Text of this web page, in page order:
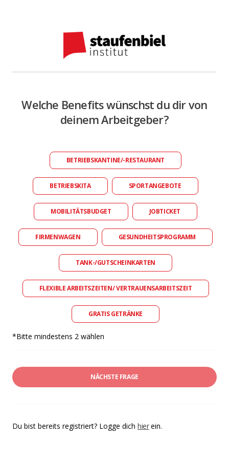
Welche Benefits wünschst du dir von
deinem Arbeitgeber?
BETRIEBSKANTINE/-RESTAURANT
BETRIEBSKITA SPORTANGEBOTE
MOBILITÄTSBUDGET JOBTICKET
FIRMENWAGEN GESUNDHEITSPROGRAMM
TANK-/GUTSCHEINKARTEN
FLEXIBLE ARBEITSZEITEN/ VERTRAUENSARBEITSZEIT
GRATIS GETRÄNKE
*Bitte mindestens 2 wählen
NÄCHSTE FRAGE
Du bist bereits registriert? Logge dich hierein.